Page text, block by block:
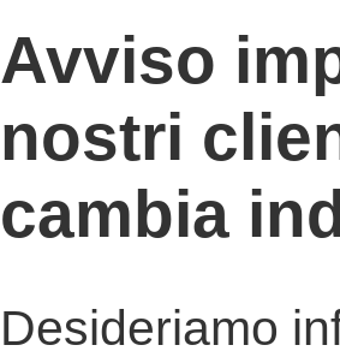
Avviso
nostri
cambia
Desideriamo